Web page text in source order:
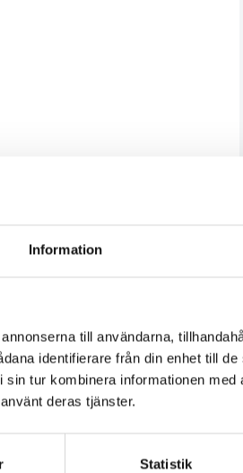
Information
till användarna,
identifierare från din enhet till
tur kombinera informationen med
deras tjänster.
Statistik